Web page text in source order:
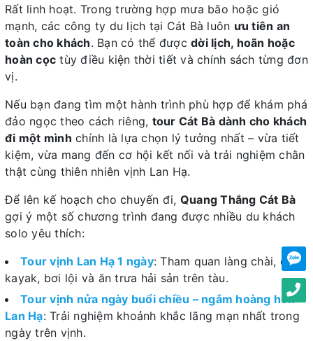
Rất linh hoạt. Trong trường hợp mưa bão hoặc gió
mạnh, các công ty du lịch tại Cát Bà luôn ưu tiên an
toàn cho khách. Bạn có thể được dời lịch, hoãn hoặc
hoàn cọc tùy điều kiện thời tiết và chính sách từng đơn
vị.
Nếu bạn đang tìm một hành trình phù hợp để khám phá
đảo ngọc theo cách riêng, tour Cát Bà dành cho khách
đi một mình chính là lựa chọn lý tưởng nhất – vừa tiết
kiệm, vừa mang đến cơ hội kết nối và trải nghiệm chân
thật cùng thiên nhiên vịnh Lan Hạ.
Để lên kế hoạch cho chuyến đi, Quang Thắng Cát Bà
gợi ý một số chương trình đang được nhiều du khách
solo yêu thích:
Tour vịnh Lan Hạ 1 ngày: Tham quan làng chài, chèo
kayak, bơi lội và ăn trưa hải sản trên tàu.
Tour vịnh nửa ngày buổi chiều – ngắm hoàng hôn
Lan Hạ: Trải nghiệm khoảnh khắc lãng mạn nhất trong
ngày trên vịnh.